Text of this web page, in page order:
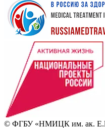
© ФГБУ «НМИЦК им. ак.